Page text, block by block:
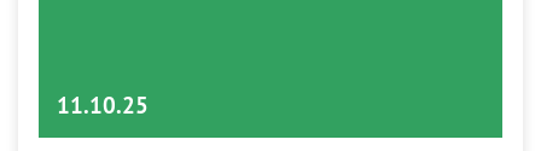
11.10.25